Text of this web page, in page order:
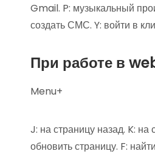
Gmail. P: музыкальный
создать СМС. Y: войти в
При работе в
Menu+
J: на страницу назад. K: на
обновить страницу. F: